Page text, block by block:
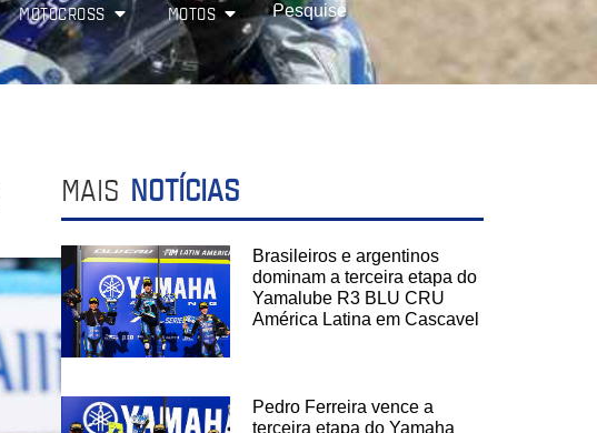
MOTOCROSS MOTOS
MAIS NOTÍCIAS
Brasileiros e argentinos
dominam a terceira etapa do
Yamalube R3 BLU CRU
América Latina em Cascavel
Pedro Ferreira vence a
terceira etapa do Yamaha